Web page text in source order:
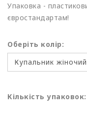
Упаковка -
євростандартам!
Оберіть колір:
Кількість упаковок: